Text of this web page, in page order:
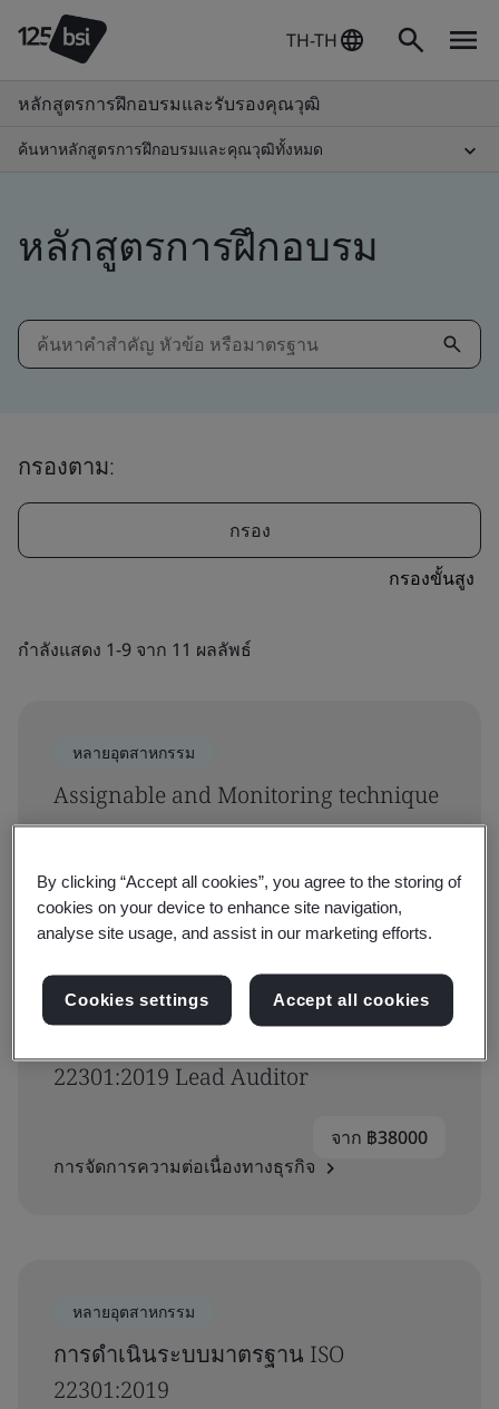
TH-TH
หลักสูตรการฝึกอบรมและรับรองคุณวุฒิ
ค้นหาหลักสูตรการฝึกอบรมและคุณวุฒิทั้งหมด
หลักสูตรการฝึกอบรม
กรองตาม:
กรอง
กรองขั้นสูง
กำลังแสดง 1-9 จาก 11 ผลลัพธ์
หลายอุตสาหกรรม
Assignable and Monitoring technique
หลายอุตสาหกรรม
22301:2019 Lead Auditor
การจัดการความต่อเนื่องทางธุรกิจ
จาก ฿38000
หลายอุตสาหกรรม
การดำเนินระบบมาตรฐาน ISO
22301:2019
By clicking “Accept all cookies”, you agree to the storing of
cookies on your device to enhance site navigation,
analyse site usage, and assist in our marketing efforts.
Cookies settings Accept all cookies